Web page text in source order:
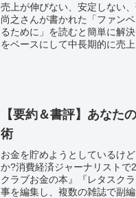
売上が伸びない、安定しない
尚之さんが書かれた「ファン
るために」を読むと簡単に解
をベースにして中長期的に売
【要約＆書評】あなた
術
お金を貯めようとしているけ
か?消費経済ジャーナリストで
クラブお金の本』『レタスク
事を編集し、複数の雑誌で副